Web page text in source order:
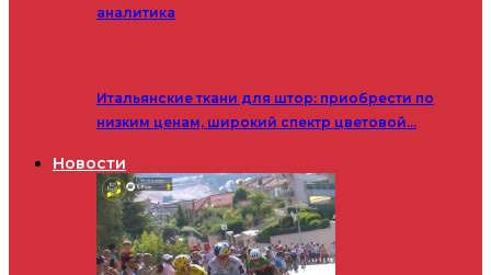
аналитика
Итальянские ткани для штор: приобрести по
низким ценам, широкий спектр цветовой…
Новости